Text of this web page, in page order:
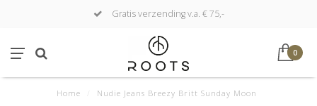
Gratis verzending v.a. € 75,-
0
Home Nudie Jeans Breezy Britt Sunday Moon